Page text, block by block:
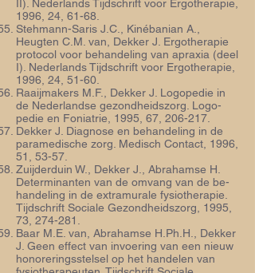
II). Nederlands Tijdschrift voor Ergotherapie,
1996, 24, 61-68.
Stehmann-Saris J.C., Kinébanian A.,
Heugten C.M. van, Dekker J. Ergotherapie
proto­col voor behandeling van apraxia (deel
I). Nederlands Tijdschrift voor Ergotherapie,
1996, 24, 51-60.
Raaijmakers M.F., Dekker J. Logopedie in
de Nederlandse gezondheidszorg. Logo­
pedie en Foniatrie, 1995, 67, 206-217.
Dekker J. Diagnose en behandeling in de
paramedische zorg. Medisch Contact, 1996,
51, 53-57.
Zuijderduin W., Dekker J., Abrahamse H.
Determinanten van de omvang van de be­
handeling in de extramurale fysiotherapie.
Tijdschrift Sociale Gezondheidszorg, 1995,
73, 274-281.
Baar M.E. van, Abrahamse H.Ph.H., Dekker
J. Geen effect van invoering van een nieuw
honoreringsstelsel op het handelen van